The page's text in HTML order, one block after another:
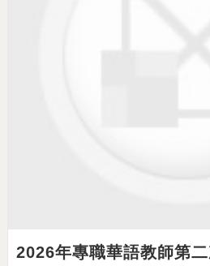
2026年專職華語教師第